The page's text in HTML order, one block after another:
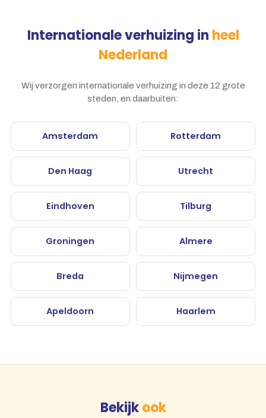
Internationale verhuizing in heel
Nederland
Wij verzorgen internationale verhuizing in deze 12 grote
steden, en daarbuiten:
Amsterdam Rotterdam
Den Haag Utrecht
Eindhoven Tilburg
Groningen Almere
Breda Nijmegen
Apeldoorn Haarlem
Bekijkook